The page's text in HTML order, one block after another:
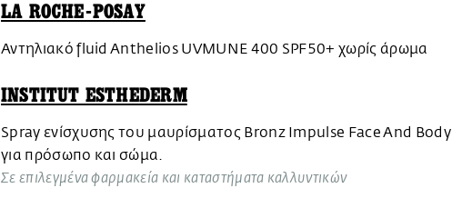
LA ROCHE-POSAY
Αντηλιακό fluid Anthelios UVMUNE 400 SPF50+ χωρίς άρωμα
INSTITUT ESTHEDERM
Spray ενίσχυσης του μαυρίσματος Bronz Impulse Face And Body
για πρόσωπο και σώμα.
Σε επιλεγμένα φαρμακεία και καταστήματα καλλυντικών